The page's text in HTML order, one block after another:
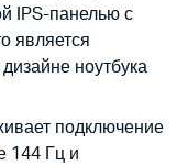
IPS-панелью с
является
ноутбука
подключение
144 Гц и